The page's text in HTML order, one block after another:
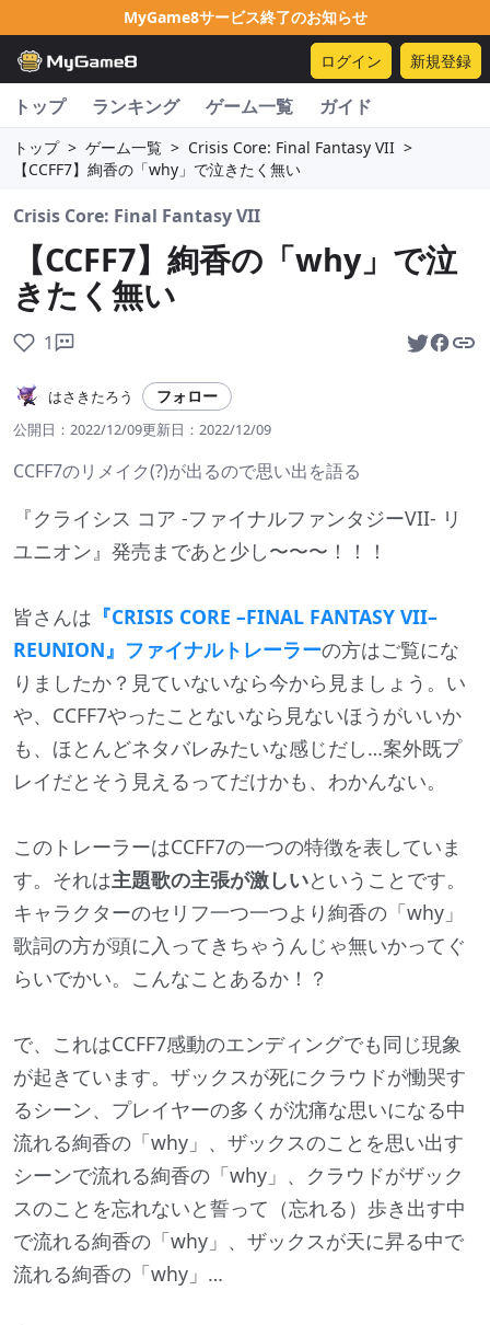
MyGame8サービス終了のお知らせ
ログイン 新規登録
トップ ランキング ゲーム一覧 ガイド
トップ > ゲーム一覧 > Crisis Core: Final Fantasy VII >
【CCFF7】絢香の「why」で泣きたく無い
Crisis Core: Final Fantasy VII
【CCFF7】絢香の「why」で泣
きたく無い
1
はさきたろう フォロー
公開日： 2022/12/09更新日： 2022/12/09
CCFF7のリメイク(?)が出るので思い出を語る
『クライシス コア -ファイナルファンタジーVII- リ
ユニオン』発売まであと少し〜〜〜！！！
皆さんは 『CRISIS CORE –FINAL FANTASY VII–
REUNION』ファイナルトレーラーの方はご覧にな
りましたか？見ていないなら今から見ましょう。い
や、CCFF7やったことないなら見ないほうがいいか
も、ほとんどネタバレみたいな感じだし…案外既プ
レイだとそう見えるってだけかも、わかんない。
このトレーラーはCCFF7の一つの特徴を表していま
す。それは主題歌の主張が激しいということです。
キャラクターのセリフ一つ一つより絢香の「why」
歌詞の方が頭に入ってきちゃうんじゃ無いかってぐ
らいでかい。こんなことあるか！？
で、これはCCFF7感動のエンディングでも同じ現象
が起きています。ザックスが死にクラウドが慟哭す
るシーン、プレイヤーの多くが沈痛な思いになる中
流れる絢香の「why」、ザックスのことを思い出す
シーンで流れる絢香の「why」、クラウドがザック
スのことを忘れないと誓って（忘れる）歩き出す中
で流れる絢香の「why」、ザックスが天に昇る中で
流れる絢香の「why」…